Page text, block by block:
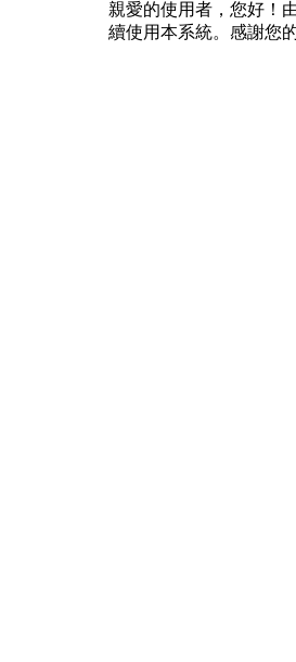
親愛的使用者，您好！
續使用本系統。感謝您的